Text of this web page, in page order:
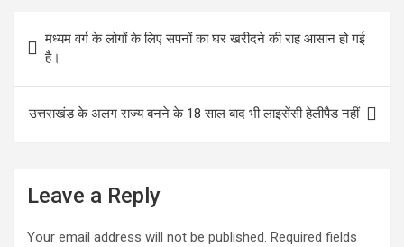
b
ta
navigation
मध्यम वर्ग के लोगों के लिए सपनों का घर खरीदने की राह आसान हो गई
है।
उत्तराखंड के अलग राज्य बनने के 18 साल बाद भी लाइसेंसी हेलीपैड नहीं
Leave a Reply
Your email address will not be published. Required fields